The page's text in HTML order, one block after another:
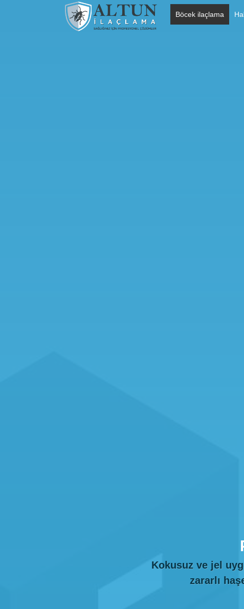
Böcek ilaçlama
Kokusuz ve jel
zararlı